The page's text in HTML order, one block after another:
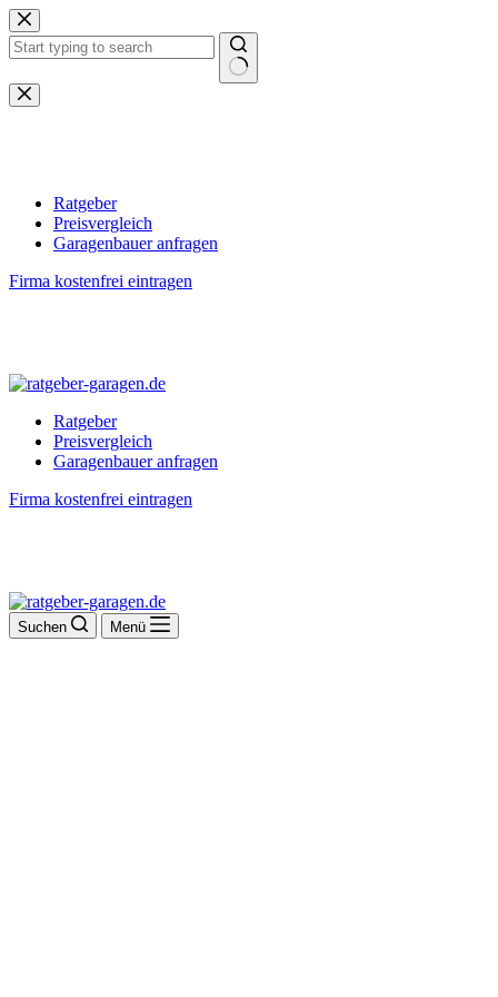
Zum
Inhalt
springen
Keine
Ergebnisse
Ratgeber
Preisvergleich
Garagenbauer anfragen
Firma kostenfrei eintragen
Ratgeber
Preisvergleich
Garagenbauer anfragen
Firma kostenfrei eintragen
Suchen Menü